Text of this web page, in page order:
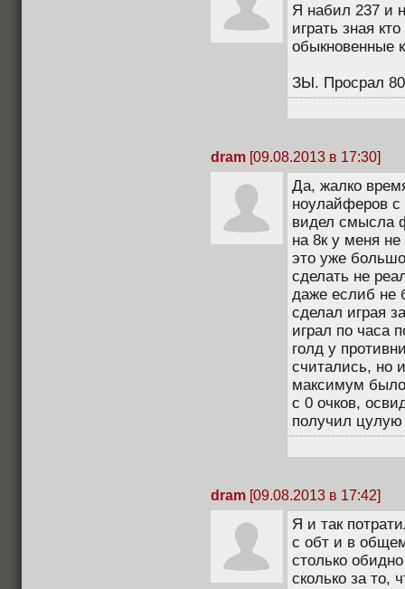
Я набил 237 и
играть зная
обыкновенные
ЗЫ. Просрал 80
dram [09.08.2013 в 17:30]
Да, жалко
ноулайферов
видел смысла
на 8к у меня
это уже
сделать не
даже еслиб не
сделал играя
играл по часа
голд у
считались, но
максимум
с 0 очков,
получил цулую
dram [09.08.2013 в 17:42]
Я и так
с обт и в
столько
сколько за то,